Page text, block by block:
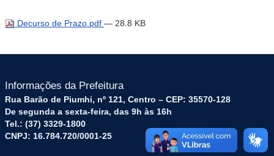
Decurso de Prazo.pdf — 28.8 KB
Informações da Prefeitura
Rua Barão de Piumhi, nº 121, Centro – CEP: 35570-128
De segunda a sexta-feira, das 9h às 16h
Tel.: (37) 3329-1800
CNPJ: 16.784.720/0001-25